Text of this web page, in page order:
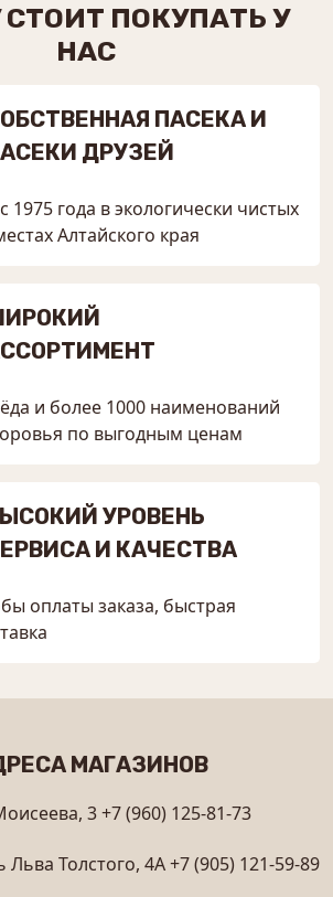
ПОКУПАТЬ У
НАС
ПАСЕКА И
ДРУЗЕЙ
года в экологически чистых
Алтайского края
и более 1000 наименований
по выгодным ценам
УРОВЕНЬ
И КАЧЕСТВА
оплаты заказа, быстрая
МАГАЗИНОВ
3+7 (960) 125-81-73
Толстого, 4А+7 (905) 121-59-89